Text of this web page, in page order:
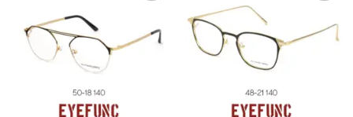
Add to
wishlist
Add to